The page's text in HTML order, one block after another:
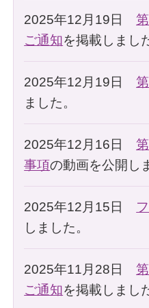
2025年12月19日
ご通知を掲載しまし
2025年12月19日
ました。
2025年12月16日
事項の動画を公開し
2025年12月15日
しました。
2025年11月28日
ご通知を掲載しまし